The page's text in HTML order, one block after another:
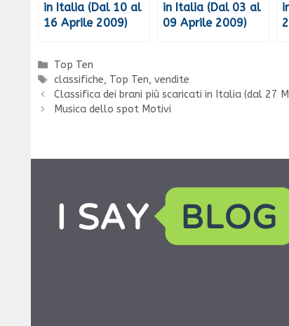
in Italia (Dal 10 al
16 Aprile 2009)
in Italia (Dal 03 al
09 Aprile 2009)
Categorie
Top Ten
Tag
classifiche, Top Ten,vendite
Classifica dei brani più scaricati in Italia (dal 27
Musica dello spot Motivi